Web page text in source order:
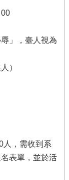
」，臺人視為
）
人，需收到系
表單，並於活